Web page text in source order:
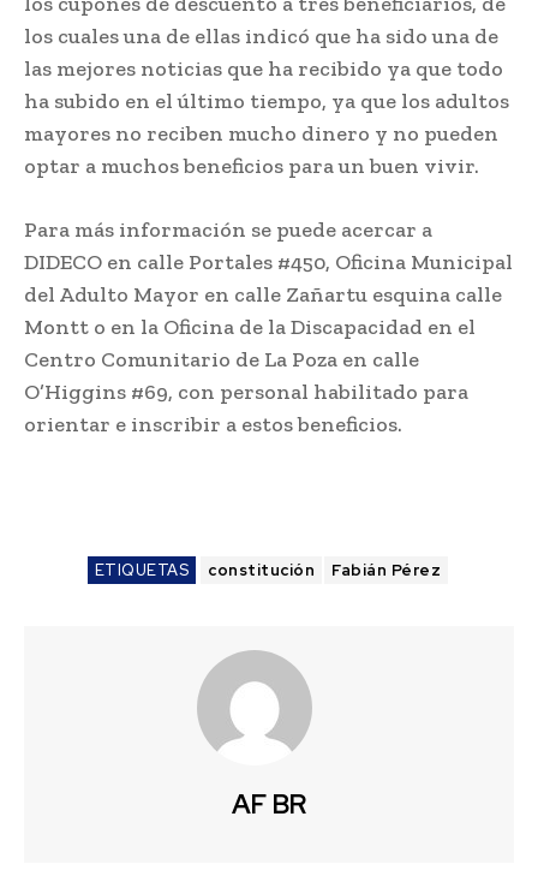
los cuales una de ellas indicó que ha sido una de
las mejores noticias que ha recibido ya que todo
ha subido en el último tiempo, ya que los adultos
mayores no reciben mucho dinero y no pueden
optar a muchos beneficios para un buen vivir.
Para más información se puede acercar a
DIDECO en calle Portales #450, Oficina Municipal
del Adulto Mayor en calle Zañartu esquina calle
Montt o en la Oficina de la Discapacidad en el
Centro Comunitario de La Poza en calle
O’Higgins #69, con personal habilitado para
orientar e inscribir a estos beneficios.
ETIQUETAS constitución Fabián Pérez
AF BR